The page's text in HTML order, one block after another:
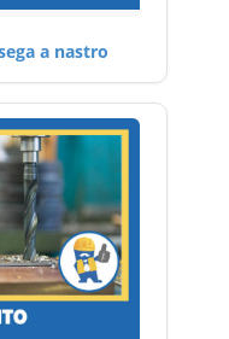
a nastro